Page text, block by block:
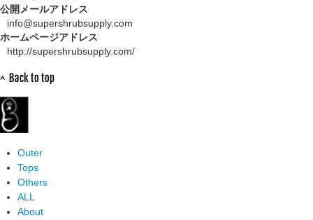
公開メールアドレス
info@supershrubsupply.com
ホームページアドレス
http://supershrubsupply.com/
Outer
Tops
Others
ALL
About